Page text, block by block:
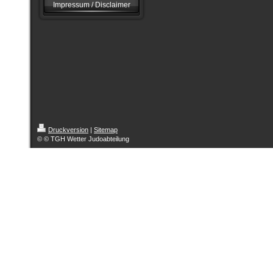
Impressum / Disclaimer
Druckversion | Sitemap
© © TGH Wetter Judoabteilung